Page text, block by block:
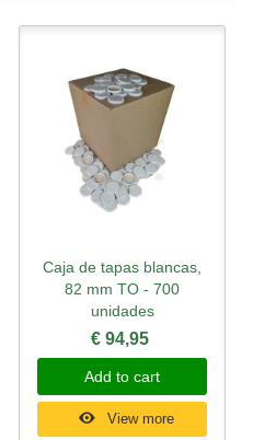
Caja de tapas blancas,
82 mm TO - 700
unidades
€ 94,95
Add to cart
View more